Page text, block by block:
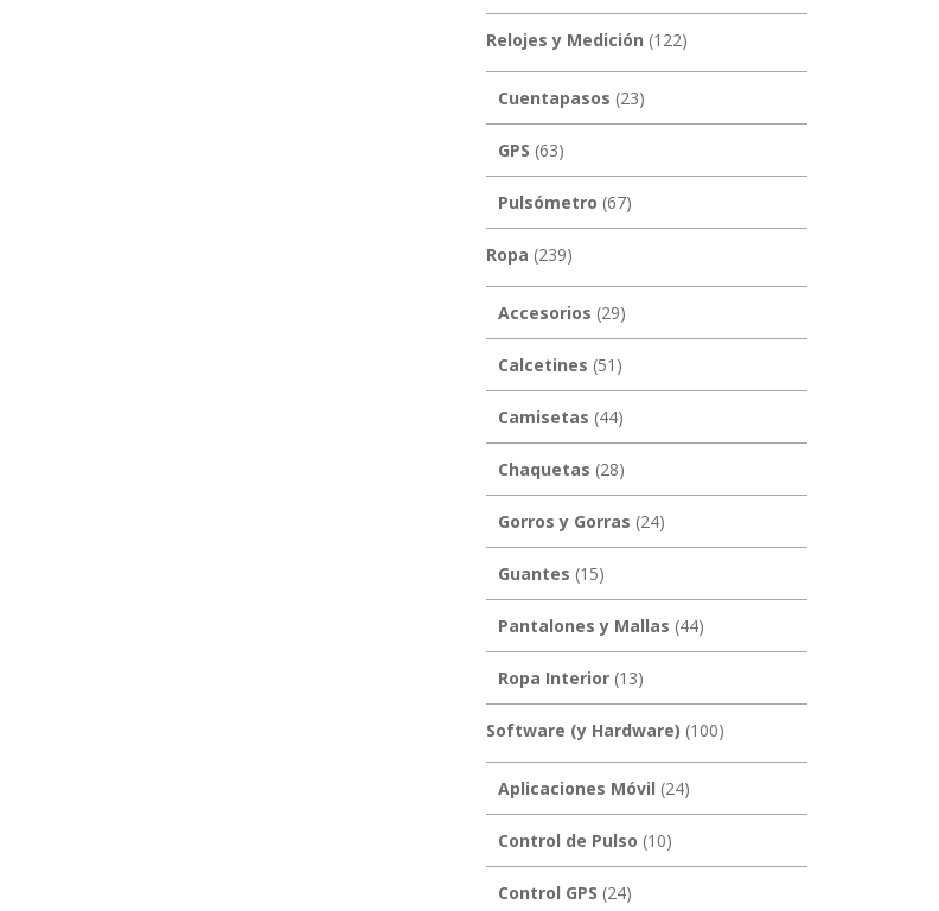
Relojes y Medición (122)
Cuentapasos (23)
GPS (63)
Pulsómetro (67)
Ropa (239)
Accesorios (29)
Calcetines (51)
Camisetas (44)
Chaquetas (28)
Gorros y Gorras (24)
Guantes (15)
Pantalones y Mallas (44)
Ropa Interior(13)
Software (y Hardware) (100)
Aplicaciones Móvil (24)
Control de Pulso (10)
Control GPS (24)